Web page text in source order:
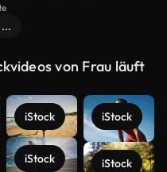
...
von Frau läuft
iStock
iStock
iStock
iStock